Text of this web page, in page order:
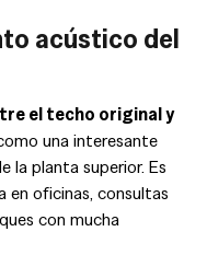
acústico del
el techo original y
una interesante
la planta superior. Es
en oficinas, consultas
con mucha